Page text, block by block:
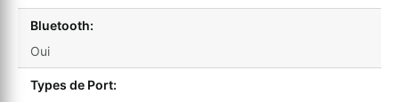
Bluetooth:
Oui
Types de Port: